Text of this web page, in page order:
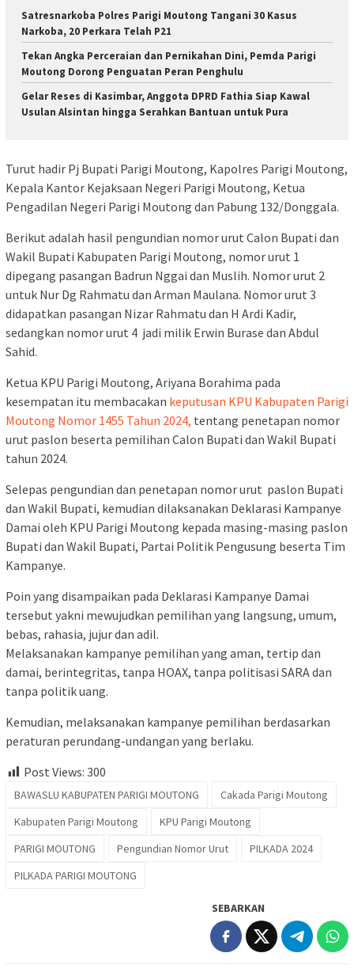
Satresnarkoba Polres Parigi Moutong Tangani 30 Kasus
Narkoba, 20 Perkara Telah P21
Tekan Angka Perceraian dan Pernikahan Dini, Pemda Parigi
Moutong Dorong Penguatan Peran Penghulu
Gelar Reses di Kasimbar, Anggota DPRD Fathia Siap Kawal
Usulan Alsintan hingga Serahkan Bantuan untuk Pura
Turut hadir Pj Bupati Parigi Moutong, Kapolres Parigi Moutong,
Kepala Kantor Kejaksaan Negeri Parigi Moutong, Ketua
Pengadilan Negeri Parigi Moutong dan Pabung 132/Donggala.
Berikut adalah hasil pengundian nomor urut Calon Bupati dan
Wakil Bupati Kabupaten Parigi Moutong, nomor urut 1
dipegang pasangan Badrun Nggai dan Muslih. Nomor urut 2
untuk Nur Dg Rahmatu dan Arman Maulana. Nomor urut 3
didapatkan pasangan Nizar Rahmatu dan H Ardi Kadir,
sedangkan nomor urut 4 jadi milik Erwin Burase dan Abdul
Sahid.
Ketua KPU Parigi Moutong, Ariyana Borahima pada
kesempatan itu membacakan keputusan KPU Kabupaten Parigi
Moutong Nomor 1455 Tahun 2024, tentang penetapan nomor
urut paslon beserta pemilihan Calon Bupati dan Wakil Bupati
tahun 2024.
Selepas pengundian dan penetapan nomor urut paslon Bupati
dan Wakil Bupati, kemudian dilaksanakan Deklarasi Kampanye
Damai oleh KPU Parigi Moutong kepada masing-masing paslon
Bupati dan Wakil Bupati, Partai Politik Pengusung beserta Tim
Kampanye.
Poin yang disampaikan pada Deklarasi Kampanye Damai
tersebut yakni mewujudkan pemilihan yang langsung, umum,
bebas, rahasia, jujur dan adil.
Melaksanakan kampanye pemilihan yang aman, tertip dan
damai, berintegritas, tanpa HOAX, tanpa politisasi SARA dan
tanpa politik uang.
Kemudian, melaksanakan kampanye pemilihan berdasarkan
peraturan perundang-undangan yang berlaku.
Post Views: 300
BAWASLU KABUPATEN PARIGI MOUTONG
Cakada Parigi Moutong
Kabupaten Parigi Moutong
KPU Parigi Moutong
PARIGI MOUTONG
Pengundian Nomor Urut
PILKADA 2024
PILKADA PARIGI MOUTONG
SEBARKAN